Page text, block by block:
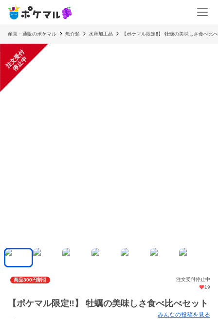
産直・通販のポケマル 魚介類 水産加工品 【ポケマル限定‼】 牡蠣の美味しさ食べ比
注
文
受
付
停
止
中
商品300円割引
注文受付停止中
19
【ポケマル限定‼】 牡蠣の美味しさ食べ比べセット
みんなの投稿を見る